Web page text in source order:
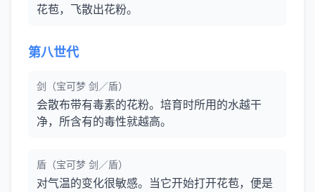
花苞，飞散出花粉。
第八世代
剑（宝可梦 剑／盾）
会散布带有毒素的花粉。培育时所用的水越干
净，所含有的毒性就越高。
盾（宝可梦 剑／盾）
对气温的变化很敏感。当它开始打开花苞，便是